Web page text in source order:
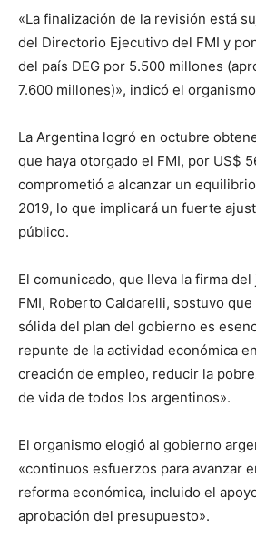
«La finalización de la revisión está
del Directorio Ejecutivo del FMI y
del país DEG por 5.500 millones
7.600 millones)», indicó el
La Argentina logró en octubre
que haya otorgado el FMI, por US$
comprometió a alcanzar un
2019, lo que implicará un fuerte
público.
El comunicado, que lleva la firma
FMI, Roberto Caldarelli, sostuvo
sólida del plan del gobierno es
repunte de la actividad económica
creación de empleo, reducir la
de vida de todos los argentinos».
El organismo elogió al gobierno
«continuos esfuerzos para avanzar
reforma económica, incluido el
aprobación del presupuesto».